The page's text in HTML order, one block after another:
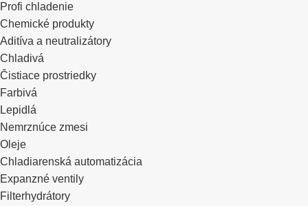
Profi chladenie
Chemické produkty
Aditíva a neutralizátory
Chladivá
Čistiace prostriedky
Farbivá
Lepidlá
Nemrznúce zmesi
Oleje
Chladiarenská automatizácia
Expanzné ventily
Filterhydrátory